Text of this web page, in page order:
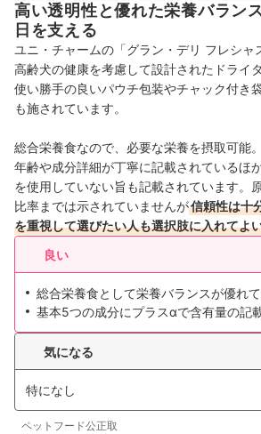
高い透明性と優れた栄養バラン
日を支える
ユニ・チャームの「グラン・デリ フレシャ
高齢犬の健康を考慮して設計されたドライ
使い勝手の良いパウチ包装やチャック付き
も施されています。
総合栄養食なので、必要な栄養を摂取可能
年齢や成分詳細が丁寧に記載されているほ
を使用していない旨も記載されています。
比率までは示されていませんが信頼性は十
を重視して選びたい人も選択肢に入れてよ
良い
総合栄養食として栄養バランスが優れ
基本5つの成分にプラスαで含有量の記
気になる
特になし
ペットフード公正取